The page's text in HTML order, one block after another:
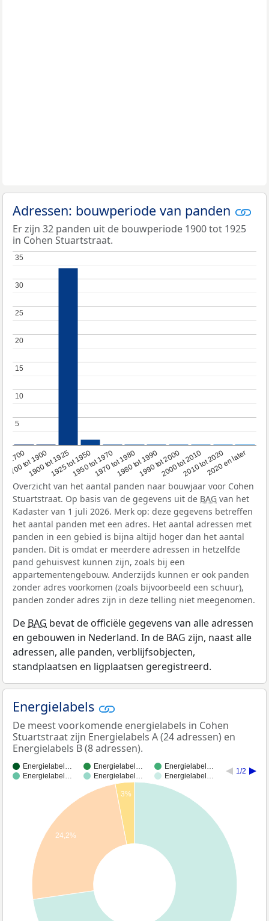
Adressen: bouwperiode van panden
Er zijn 32 panden uit de bouwperiode 1900 tot 1925
in Cohen Stuartstraat.
1700
1700 tot 1900
1900 tot 19251925 tot 19501950 tot 19701970 tot 19801980 tot 19901990 tot 20002000 tot 20102010 tot 20202020 en later
5
5
10
10
15
15
20
20
25
25
30
30
35
35
Overzicht van het aantal panden naar bouwjaar voor Cohen
Stuartstraat. Op basis van de gegevens uit de BAG van het
Kadaster van 1 juli 2026. Merk op: deze gegevens betreffen
het aantal panden met een adres. Het aantal adressen met
panden in een gebied is bijna altijd hoger dan het aantal
panden. Dit is omdat er meerdere adressen in hetzelfde
pand gehuisvest kunnen zijn, zoals bij een
appartementengebouw. Anderzijds kunnen er ook panden
zonder adres voorkomen (zoals bijvoorbeeld een schuur),
panden zonder adres zijn in deze telling niet meegenomen.
De BAG bevat de officiële gegevens van alle adressen
en gebouwen in Nederland. In de BAG zijn, naast alle
adressen, alle panden, verblijfsobjecten,
standplaatsen en ligplaatsen geregistreerd.
Energielabels
De meest voorkomende energielabels in Cohen
Stuartstraat zijn Energielabels A (24 adressen) en
Energielabels B (8 adressen).
Energielabel… Energielabel…
Energielabel…
Energielabel…
Energielabel… Energielabel…
1/2
3%
24,2%